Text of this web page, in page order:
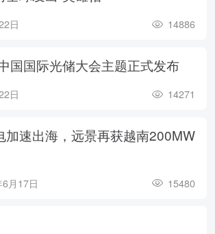
日 14886
国国际光储大会主题正式发布
日 14271
加速出海，远景再获越南200MW
月17日 15480